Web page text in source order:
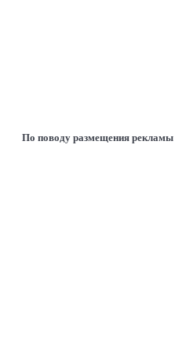
По поводу размещения рекламы